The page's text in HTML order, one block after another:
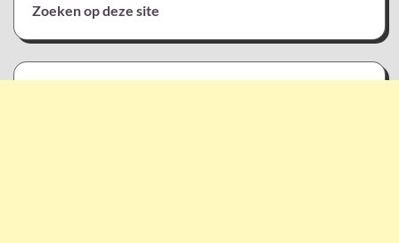
Zoeken op deze site